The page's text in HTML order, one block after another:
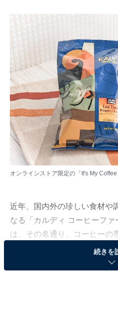
オンラインストア限定の「It's My Coffee
近年、国内外の珍しい食材や
なる「カルディ コーヒーファ
は、その名通り、コーヒーの
ざまなフレーバーのコーヒー
見つかる」とコーヒー好きか
続きを